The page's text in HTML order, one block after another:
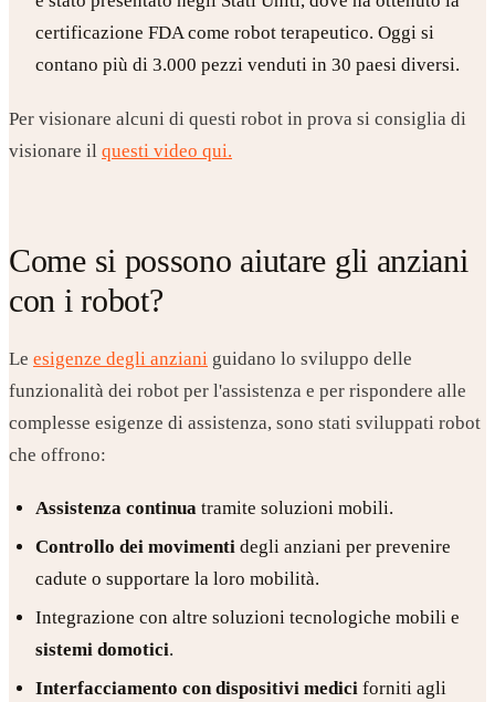
certificazione FDA come robot terapeutico. Oggi si
contano più di 3.000 pezzi venduti in 30 paesi diversi.
Per visionare alcuni di questi robot in prova si consiglia di
visionare il questi video qui.
Come si possono aiutare gli anziani
con i robot?
Le esigenze degli anziani guidano lo sviluppo delle
funzionalità dei robot per l'assistenza e per rispondere alle
complesse esigenze di assistenza, sono stati sviluppati robot
che offrono:
Assistenza continuatramite soluzioni mobili.
Controllo dei movimentidegli anziani per prevenire
cadute o supportare la loro mobilità.
Integrazione con altre soluzioni tecnologiche mobili e
sistemi domotici.
Interfacciamento con dispositivi medici forniti agli